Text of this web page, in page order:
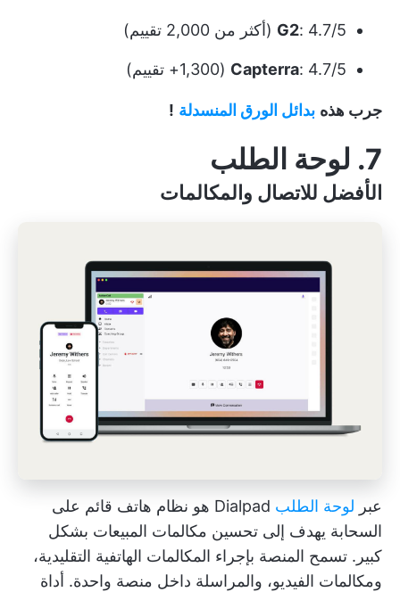
G2: 4.7/5 (أكثر من 2,000 تقييم)
Capterra: 4.7/5 (1,300+ تقييم)
جرب هذه بدائل الورق المنسدلة !
7. لوحة الطلب
الأفضل للاتصال والمكالمات
عبر لوحة الطلب
Dialpad هو نظام هاتف قائم على
السحابة يهدف إلى تحسين مكالمات المبيعات بشكل
كبير. تسمح المنصة بإجراء المكالمات الهاتفية التقليدية،
ومكالمات الفيديو، والمراسلة داخل منصة واحدة. أداة